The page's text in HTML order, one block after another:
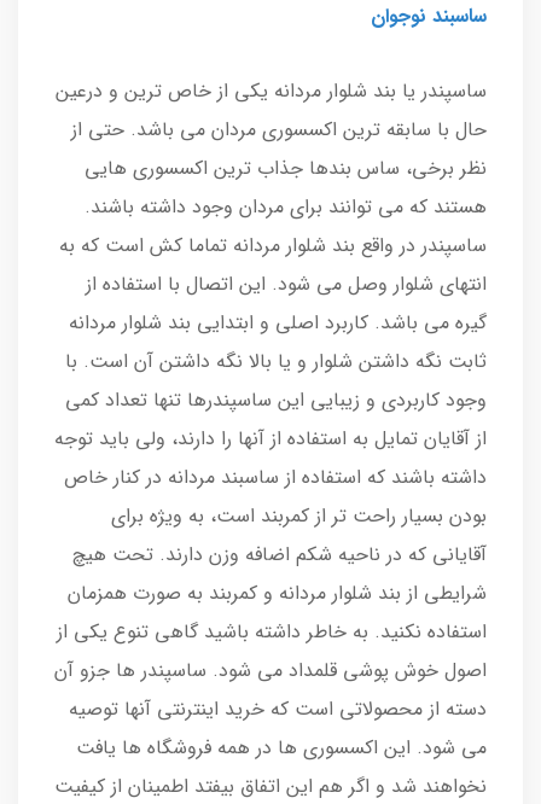
ساسبند نوجوان
ساسپندر یا بند شلوار مردانه یکی از خاص ترین و درعین
حال با سابقه ترین اکسسوری مردان می باشد. حتی از
نظر برخی، ساس بندها جذاب ترین اکسسوری هایی
هستند که می توانند برای مردان وجود داشته باشند.
ساسپندر در واقع بند شلوار مردانه تماما کش است که به
انتهای شلوار وصل می شود. این اتصال با استفاده از
گیره می باشد. کاربرد اصلی و ابتدایی بند شلوار مردانه
ثابت نگه داشتن شلوار و یا بالا نگه داشتن آن است. با
وجود کاربردی و زیبایی این ساسپندرها تنها تعداد کمی
از آقایان تمایل به استفاده از آنها را دارند، ولی باید توجه
داشته باشند که استفاده از ساسبند مردانه در کنار خاص
بودن بسیار راحت تر از کمربند است، به ویژه برای
آقایانی که در ناحیه شکم اضافه وزن دارند. تحت هیچ
شرایطی از بند شلوار مردانه و کمربند به صورت همزمان
استفاده نکنید. به خاطر داشته باشید گاهی تنوع یکی از
اصول خوش پوشی قلمداد می شود. ساسپندر ها جزو آن
دسته از محصولاتی است که خرید اینترنتی آنها توصیه
می شود. این اکسسوری ها در همه فروشگاه ها یافت
نخواهند شد و اگر هم این اتفاق بیفتد اطمینان از کیفیت